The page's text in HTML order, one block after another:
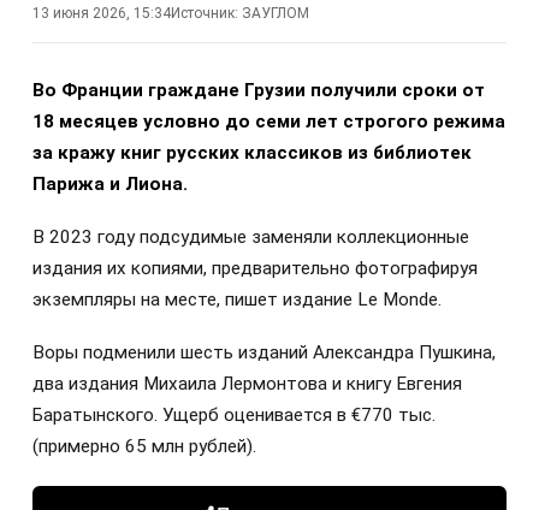
13 июня 2026, 15:34Источник: ЗАУГЛОМ
Во Франции граждане Грузии получили сроки от
18 месяцев условно до семи лет строгого режима
за кражу книг русских классиков из библиотек
Парижа и Лиона.
В 2023 году подсудимые заменяли коллекционные
издания их копиями, предварительно фотографируя
экземпляры на месте, пишет издание Le Monde.
Воры подменили шесть изданий Александра Пушкина,
два издания Михаила Лермонтова и книгу Евгения
Баратынского. Ущерб оценивается в €770 тыс.
(примерно 65 млн рублей).